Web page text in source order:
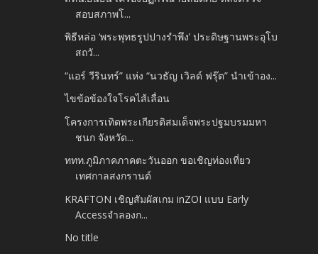
สอบสภาพโ...
พิธีหล่อ ‘พระพุทธรูปปางรำพึง’ ประดิษฐานพระอุโบ
สถวั...
“แอร์ วีรินทร์” แห่ง “นวธัญ เวิลด์ ฟรุ๊ต” นำเข้าอง...
ไขข้อข้องใจโรคไส้เลื่อน
โครงการเทิดพระเกียรติสมเด็จพระปฐมบรมมหา
ชนก จังหวัด...
ททท.ภูมิภาคภาคตะวันออก ขอเชิญท่องเที่ยว
เทศกาลสงกรานต์
KRAFTON เชิญสัมผัสเกม inZOI แบบ Early
Accessจำลองก...
No title